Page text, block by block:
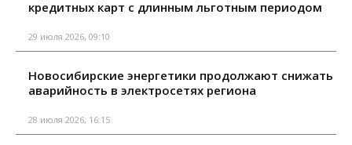
кредитных карт с длинным льготным периодом
29 июля 2026, 09:10
Новосибирские энергетики продолжают снижать
аварийность в электросетях региона
28 июля 2026, 16:15